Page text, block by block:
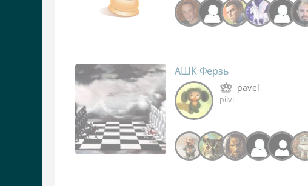
АШК Ферзь
pavel
pilvi